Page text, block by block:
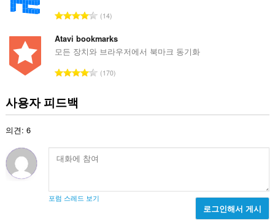
은
탭
탐
동
스
할
있
니
다.
총
급
수
14
Atavi bookmarks
모든 장치와 브라우저에서 북마크 동기화
총170
사용자 피드백
의견: 6
포럼 스레드 보기
로그인해서 게시